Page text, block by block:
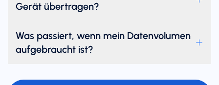
Gerät übertragen?
Was passiert, wenn mein Datenvolumen
aufgebraucht ist?